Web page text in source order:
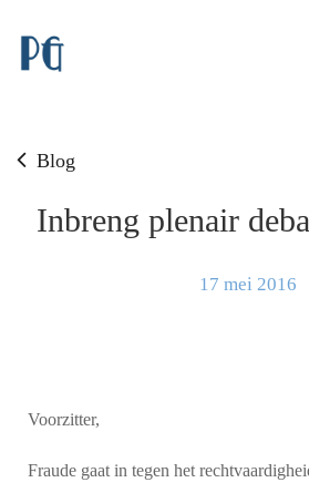
Blog
Inbreng plenair
17 mei 2016
Voorzitter,
Fraude gaat in tegen het